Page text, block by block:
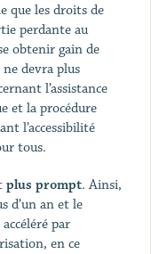
que les droits de
perdante au
obtenir gain de
devra plus
l’assistance
et la procédure
l’accessibilité
tous.
plus prompt. Ainsi,
d’un an et le
par
en ce